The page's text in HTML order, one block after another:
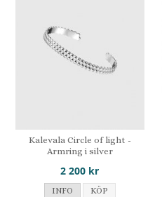
Kalevala Circle of light -
Armring i silver
2 200 kr
INFO KÖP